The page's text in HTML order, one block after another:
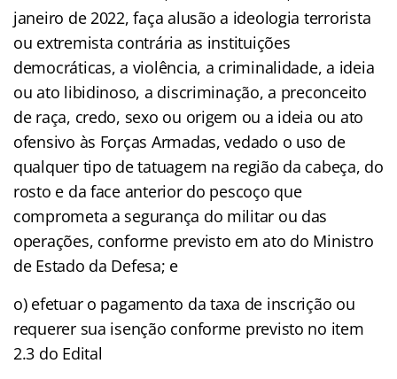
janeiro de 2022, faça alusão a ideologia terrorista
ou extremista contrária as instituições
democráticas, a violência, a criminalidade, a ideia
ou ato libidinoso, a discriminação, a preconceito
de raça, credo, sexo ou origem ou a ideia ou ato
ofensivo às Forças Armadas, vedado o uso de
qualquer tipo de tatuagem na região da cabeça, do
rosto e da face anterior do pescoço que
comprometa a segurança do militar ou das
operações, conforme previsto em ato do Ministro
de Estado da Defesa; e
o) efetuar o pagamento da taxa de inscrição ou
requerer sua isenção conforme previsto no item
2.3 do Edital